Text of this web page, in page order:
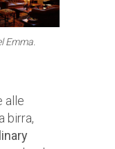
Emma.
alle
birra,